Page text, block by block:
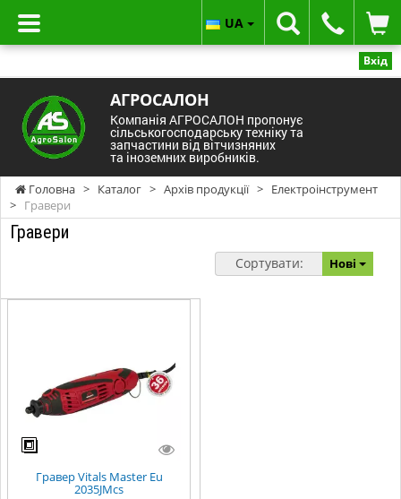
Вхід
АГРОСАЛОН
Компанія АГРОСАЛОН пропонує
сільськогосподарську техніку та
запчастини від вітчизняних
та іноземних виробників.
UA
Головна > Каталог > Архів продукції > Електроінструмент
> Гравери
Гравери
Сортувати: Нові
Гравер Vitals Master Eu
2035JMcs